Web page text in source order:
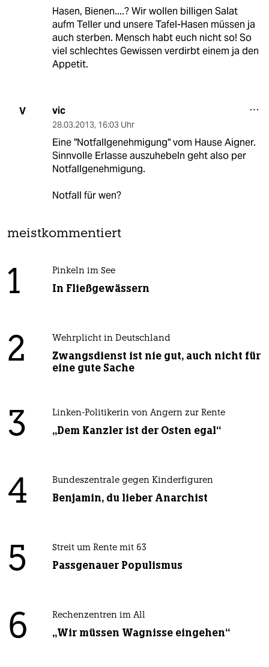
Hasen, Bienen....? Wir wollen billigen Salat
aufm Teller und unsere Tafel-Hasen müssen ja
auch sterben. Mensch habt euch nicht so! So
viel schlechtes Gewissen verdirbt einem ja den
Appetit.
V vic
28.03.2013, 16:03 Uhr
Eine "Notfallgenehmigung" vom Hause Aigner.
Sinnvolle Erlasse auszuhebeln geht also per
Notfallgenehmigung.
Notfall für wen?
meistkommentiert
1 Pinkeln im See
In Fließgewässern
2 Wehrplicht in Deutschland
Zwangsdienst ist nie gut, auch nicht für
eine gute Sache
3 Linken-Politikerin von Angern zur Rente
„Dem Kanzler ist der Osten egal“
4 Bundeszentrale gegen Kinderfiguren
Benjamin, du lieber Anarchist
5 Streit um Rente mit 63
Passgenauer Populismus
6 Rechenzentren im All
„Wir müssen Wagnisse eingehen“